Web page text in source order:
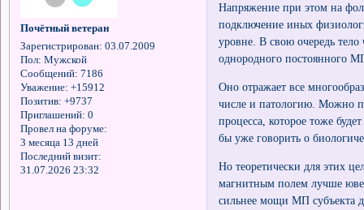
Почётный ветеран
Зарегистрирован: 03.07.2009
Пол: Мужской
Сообщений: 7186
Уважение: +15912
Позитив: +9737
Приглашений: 0
Провел на форуме:
3 месяца 13 дней
Последний визит:
31.07.2026 23:32
Напряжение при этом на
подключение иных
уровне. В свою очередь
однородного постоянного
Оно отражает все
числе и патологию. Можно
процесса, которое тоже
бы уже говорить о
Но теоретически для этих
магнитным полем лучше
сильнее мощи МП субъекта